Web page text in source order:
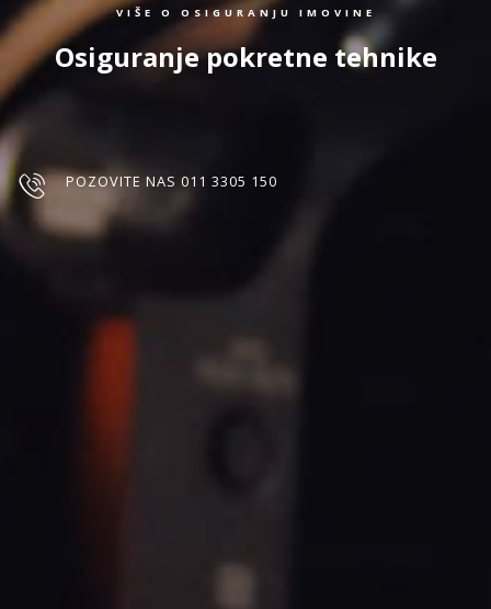
VIŠE O OSIGURANJU IMOVINE
Osiguranje pokretne tehnike
POZOVITE NAS 011 3305 150